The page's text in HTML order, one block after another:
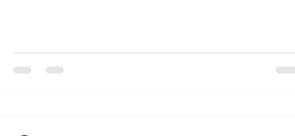
때문이 아니라, 1인샵만이 가지고 있는 ‘개인화된 힐링 경
험’이 있었기 때문이다. 우선 1인샵의 가장 큰 장점은 프라